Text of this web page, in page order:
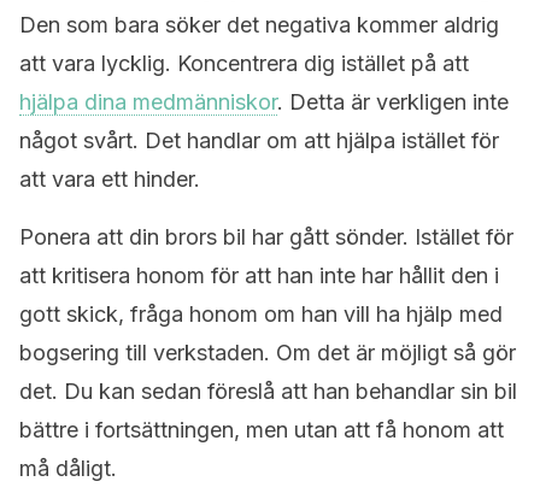
Den som bara söker det negativa kommer aldrig
att vara lycklig. Koncentrera dig istället på att
hjälpa dina medmänniskor. Detta är verkligen inte
något svårt. Det handlar om att hjälpa istället för
att vara ett hinder.
Ponera att din brors bil har gått sönder. Istället för
att kritisera honom för att han inte har hållit den i
gott skick, fråga honom om han vill ha hjälp med
bogsering till verkstaden. Om det är möjligt så gör
det. Du kan sedan föreslå att han behandlar sin bil
bättre i fortsättningen, men utan att få honom att
må dåligt.